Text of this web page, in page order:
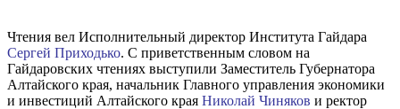
Чтения вел Исполнительный директор Института Гайдара
Сергей Приходько. С приветственным словом на
Гайдаровских чтениях выступили Заместитель Губернатора
Алтайского края, начальник Главного управления экономики
и инвестиций Алтайского края Николай Чиняков и ректор